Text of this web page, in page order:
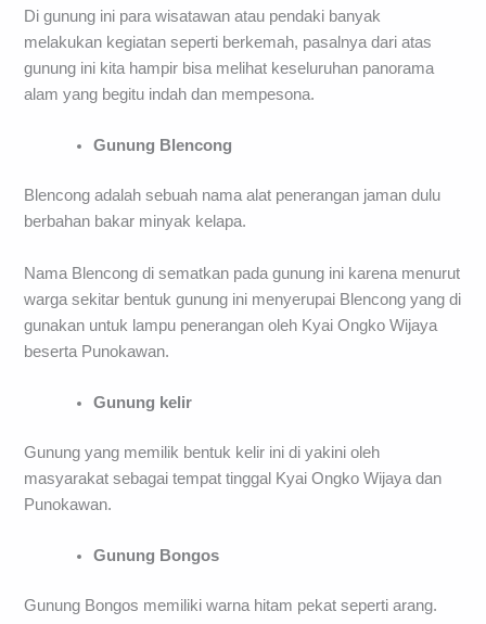
Di gunung ini para wisatawan atau pendaki banyak
melakukan kegiatan seperti berkemah, pasalnya dari atas
gunung ini kita hampir bisa melihat keseluruhan panorama
alam yang begitu indah dan mempesona.
Gunung Blencong
Blencong adalah sebuah nama alat penerangan jaman dulu
berbahan bakar minyak kelapa.
Nama Blencong di sematkan pada gunung ini karena menurut
warga sekitar bentuk gunung ini menyerupai Blencong yang di
gunakan untuk lampu penerangan oleh Kyai Ongko Wijaya
beserta Punokawan.
Gunung kelir
Gunung yang memilik bentuk kelir ini di yakini oleh
masyarakat sebagai tempat tinggal Kyai Ongko Wijaya dan
Punokawan.
Gunung Bongos
Gunung Bongos memiliki warna hitam pekat seperti arang.